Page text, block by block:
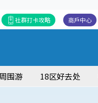
商戶中心
社群打卡攻略
围游 18区好去处